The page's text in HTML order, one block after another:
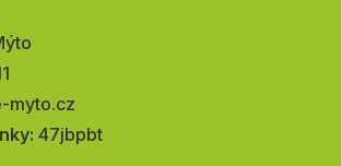
myto.cz
47jbpbt